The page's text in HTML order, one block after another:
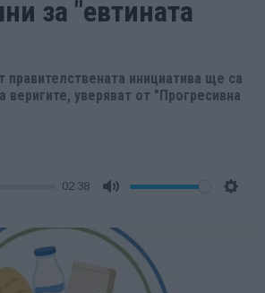
за "евтината
правителствената инициатива ще са
веригите, уверяват от "Прогресивна
02:38